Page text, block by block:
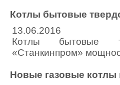
Котлы бытовые
13.06.2016
Котлы бытовые
«Станкинпром»
Новые газовые котлы